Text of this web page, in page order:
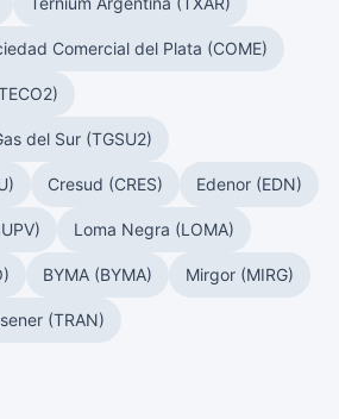
Comercial del Plata (COME)
del Sur (TGSU2)
Cresud (CRES) Edenor (EDN)
Loma Negra (LOMA)
BYMA (BYMA) Mirgor (MIRG)
(TRAN)